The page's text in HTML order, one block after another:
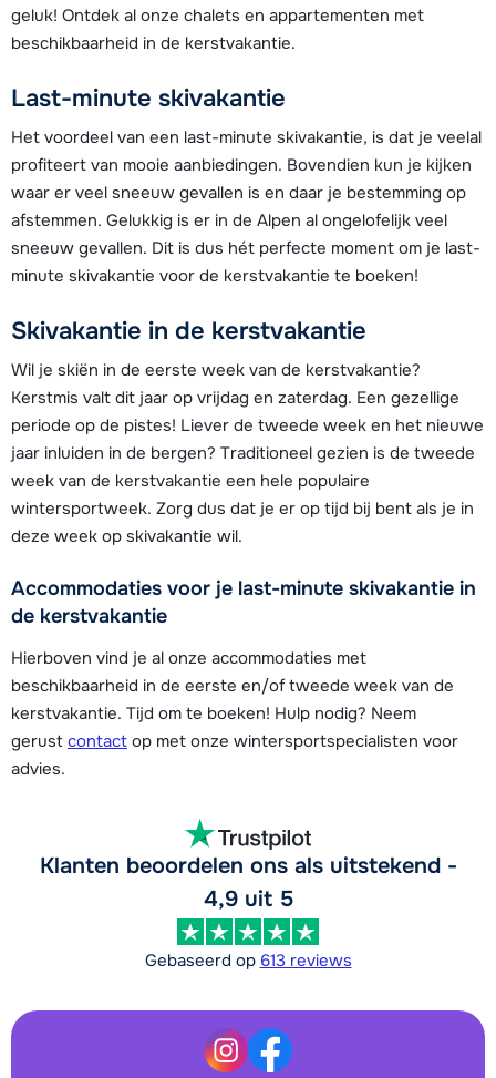
geluk! Ontdek al onze chalets en appartementen met
beschikbaarheid in de kerstvakantie.
Last-minute skivakantie
Het voordeel van een last-minute skivakantie, is dat je veelal
profiteert van mooie aanbiedingen. Bovendien kun je kijken
waar er veel sneeuw gevallen is en daar je bestemming op
afstemmen. Gelukkig is er in de Alpen al ongelofelijk veel
sneeuw gevallen. Dit is dus hét perfecte moment om je last-
minute skivakantie voor de kerstvakantie te boeken!
Skivakantie in de kerstvakantie
Wil je skiën in de eerste week van de kerstvakantie?
Kerstmis valt dit jaar op vrijdag en zaterdag. Een gezellige
periode op de pistes! Liever de tweede week en het nieuwe
jaar inluiden in de bergen? Traditioneel gezien is de tweede
week van de kerstvakantie een hele populaire
wintersportweek. Zorg dus dat je er op tijd bij bent als je in
deze week op skivakantie wil.
Accommodaties voor je last-minute skivakantie in
de kerstvakantie
Hierboven vind je al onze accommodaties met
beschikbaarheid in de eerste en/of tweede week van de
kerstvakantie. Tijd om te boeken! Hulp nodig? Neem
gerust contact op met onze wintersportspecialisten voor
advies.
Klanten beoordelen ons als uitstekend -
4,9 uit 5
Gebaseerd op 613 reviews